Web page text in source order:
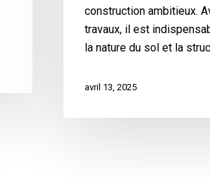
construction ambitieux.
travaux, il est
la nature du sol et la
avril 13, 2025